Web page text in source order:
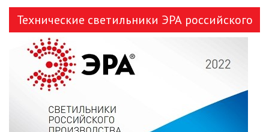
НАСТОЛЬНЫЕ СВЕТИЛЬНИКИ
НИЗКОВОЛЬТНОЕ
НОВОГОДНЕЕ ОСВЕЩЕНИЕ
ОТВЕРТКИ
Технические светильники ЭРА российского